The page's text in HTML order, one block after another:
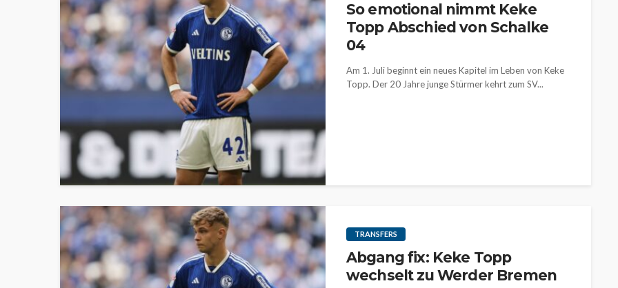
So emotional nimmt Keke
Topp Abschied von Schalke
04
Am 1. Juli beginnt ein neues Kapitel im Leben von Keke
Topp. Der 20 Jahre junge Stürmer kehrt zum SV...
TRANSFERS
Abgang fix: Keke Topp
wechselt zu Werder Bremen